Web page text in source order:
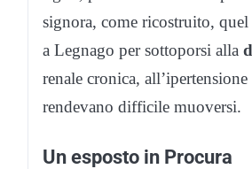
signora, come ricostruito, quel
a Legnago per sottoporsi alla
renale cronica,
rendevano difficile muoversi.
Un esposto in Procura